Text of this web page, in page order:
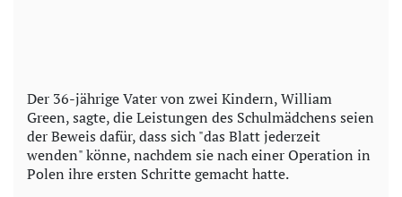
Der 36-jährige Vater von zwei Kindern, William
Green, sagte, die Leistungen des Schulmädchens seien
der Beweis dafür, dass sich "das Blatt jederzeit
wenden" könne, nachdem sie nach einer Operation in
Polen ihre ersten Schritte gemacht hatte.